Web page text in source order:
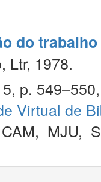
do trabalho
Ltr, 1978.
p.
Virtual de
CAM, MJU,